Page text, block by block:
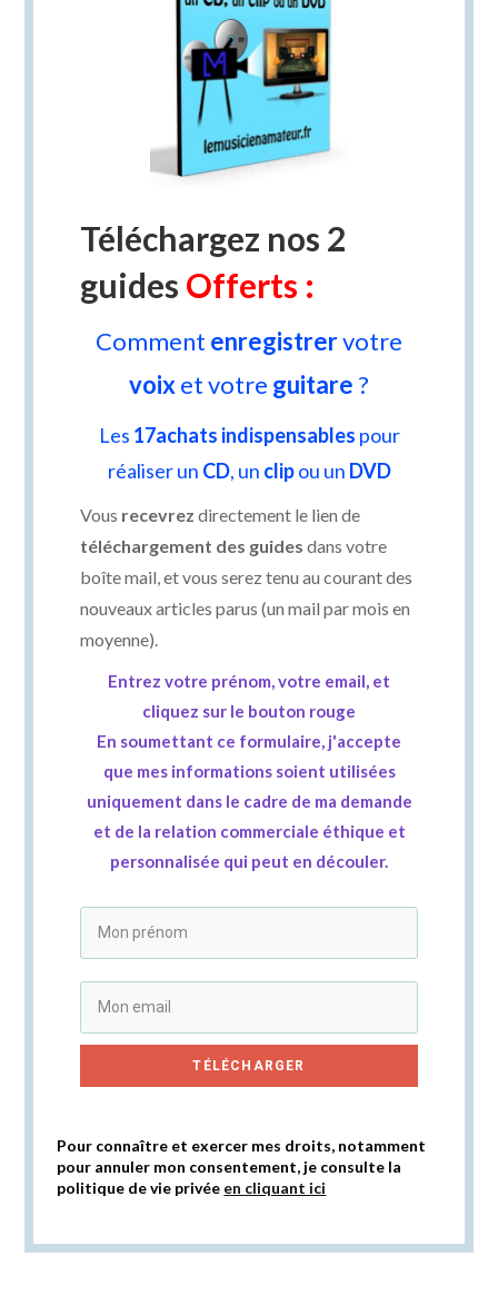
Téléchargez nos 2
guides Offerts :
Comment enregistrervotre
voixet votre guitare ?
Les 17achats indispensables pour
réaliser un CD, un clipou un DVD
Vous recevrez directement le lien de
téléchargement des guides dans votre
boîte mail, et vous serez tenu au courant des
nouveaux articles parus (un mail par mois en
moyenne).
Entrez votre prénom, votre email, et
cliquez sur le bouton rouge
En soumettant ce formulaire, j'accepte
que mes informations soient utilisées
uniquement dans le cadre de ma demande
et de la relation commerciale éthique et
personnalisée qui peut en découler.
TÉLÉCHARGER
Pour connaître et exercer mes droits, notamment
pour annuler mon consentement, je consulte la
politique de vie privée en cliquant ici